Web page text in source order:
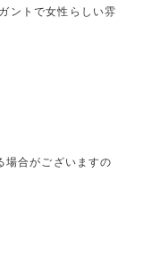
ントで女性らしい雰
合がございますの